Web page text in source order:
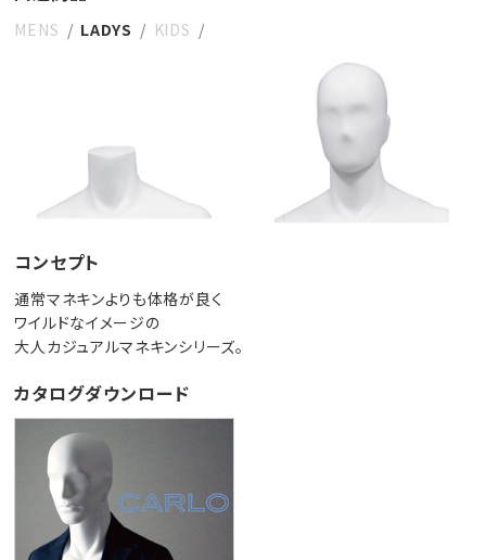
MENS LADYS KIDS
コンセプト
通常マネキンよりも体格が良く
ワイルドなイメージの
大人カジュアルマネキンシリーズ。
カタログダウンロード